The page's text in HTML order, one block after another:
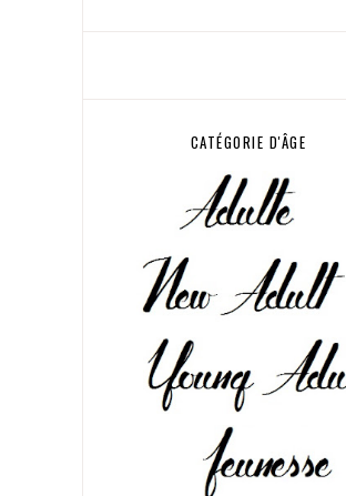
CATÉGORIE D'ÂGE